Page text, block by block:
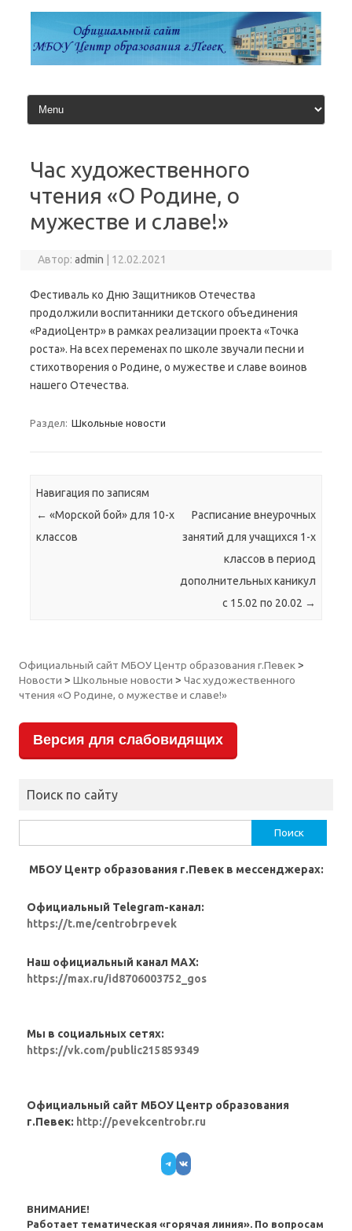
содержимому
Час художественного
чтения «О Родине, о
мужестве и славе!»
Автор:admin 12.02.2021
Фестиваль ко Дню Защитников Отечества
продолжили воспитанники детского объединения
«РадиоЦентр» в рамках реализации проекта «Точка
роста». На всех переменах по школе звучали песни и
стихотворения о Родине, о мужестве и славе воинов
нашего Отечества.
Раздел: Школьные новости
Навигация по записям
← «Морской бой» для 10-х
классов
Расписание внеурочных
занятий для учащихся 1-х
классов в период
дополнительных каникул
с 15.02 по 20.02 →
Официальный сайт МБОУ Центр образования г.Певек>
Новости > Школьные новости > Час художественного
чтения «О Родине, о мужестве и славе!»
Версия для слабовидящих
Поиск по сайту
МБОУ Центр образования г.Певек в мессенджерах:
Официальный Telegram-канал:
https://t.me/centrobrpevek
Наш официальный канал MAX:
https://max.ru/id8706003752_gos
Мы в социальных сетях:
https://vk.com/public215859349
Официальный сайт МБОУ Центр образования
г.Певек: http://pevekcentrobr.ru
Telegram
VK
ВНИМАНИЕ!
Работает тематическая «горячая линия». По вопросам